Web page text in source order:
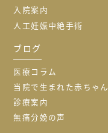
入院案内
人工妊娠中絶手術
ブログ
医療コラム
当院で生まれた赤ちゃん
診療案内
無痛分娩の声